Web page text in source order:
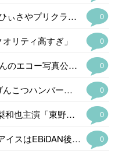
0
≠ME谷崎早耶、鈴木瞳美との“ひぃさやプリクラショット公開「天使が並んでる」
0
リティ高すぎ」
0
第1子妊娠の藤井夏恋、赤ちゃんのエコー写真公開「鼻がすっと高くて綺麗」
0
炭焼きレストランさわやか、げんこつハンバーグなど値上げ&土曜日ランチメニュー終了へ「これまでにない厳しい局面」
0
テレ東、東野圭吾さん追悼 亀梨和也主演「東野圭吾 手紙」
0
超特急・高松アロハ、好きな“アイスはEBiDAN後輩グループメンバー「すごい愛らしい子なんですよ」